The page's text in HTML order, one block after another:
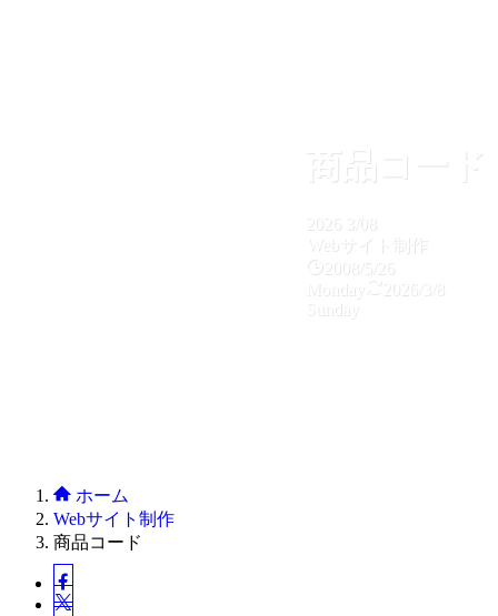
商品コード
2026
3/08
Webサイト制作
2008/5/26
Monday
2026/3/8
Sunday
ホーム
Webサイト制作
商品コード